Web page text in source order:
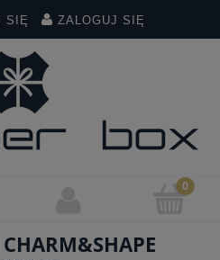
SIĘ ZALOGUJ SIĘ